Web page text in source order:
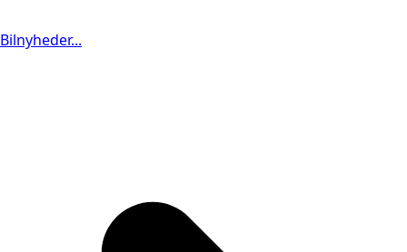
Bilnyheder...